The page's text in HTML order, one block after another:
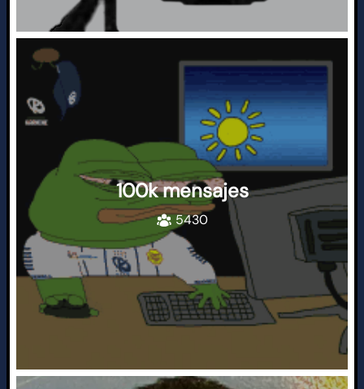
100k mensajes
5430